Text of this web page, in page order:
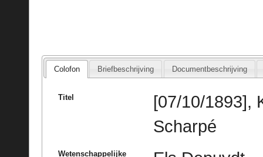
Colofon Briefbeschrijving Documentbeschrijving
Titel
[07/10/1893],
Scharpé
Wetenschappelijke